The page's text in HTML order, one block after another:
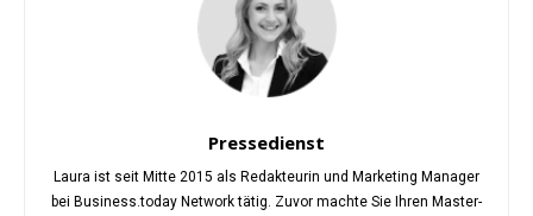
Pressedienst
Laura ist seit Mitte 2015 als Redakteurin und Marketing Manager
bei Business.today Network tätig. Zuvor machte Sie Ihren Master-